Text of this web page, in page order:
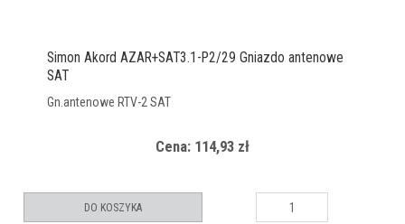
Simon Akord AZAR+SAT3.1-P2/29 Gniazdo antenowe
SAT
Gn.antenowe RTV-2 SAT
Cena: 114,93 zł
DO KOSZYKA